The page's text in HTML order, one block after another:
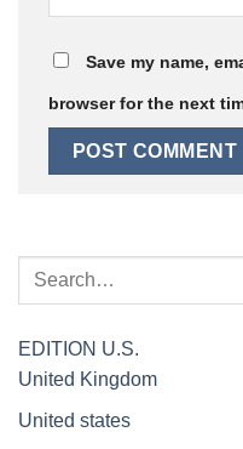
Save my name,
browser for the next
EDITION U.S.
United Kingdom
United states